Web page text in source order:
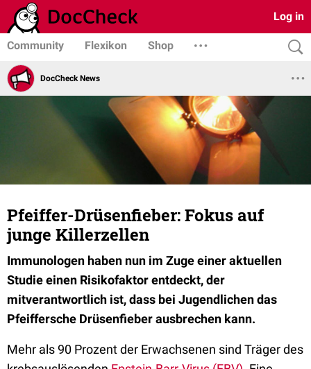
Log in
Community Flexikon Shop
DocCheck News
Pfeiffer-Drüsenfieber: Fokus auf
junge Killerzellen
Immunologen haben nun im Zuge einer aktuellen
Studie einen Risikofaktor entdeckt, der
mitverantwortlich ist, dass bei Jugendlichen das
Pfeiffersche Drüsenfieber ausbrechen kann.
Mehr als 90 Prozent der Erwachsenen sind Träger des